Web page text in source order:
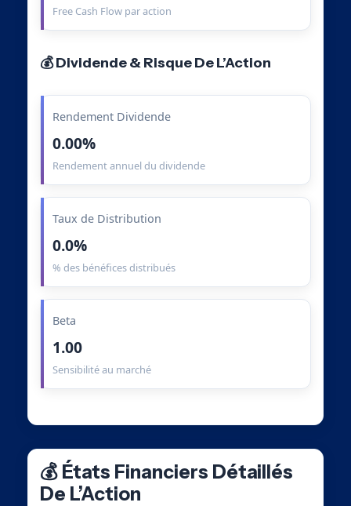
Free Cash Flow par action
💰 Dividende & Risque De L’Action
Rendement Dividende
0.00%
Rendement annuel du dividende
Taux de Distribution
0.0%
% des bénéfices distribués
Beta
1.00
Sensibilité au marché
💰 États Financiers Détaillés
De L’Action